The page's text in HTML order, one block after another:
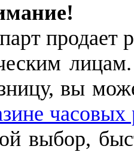
продает
вы
выбор,